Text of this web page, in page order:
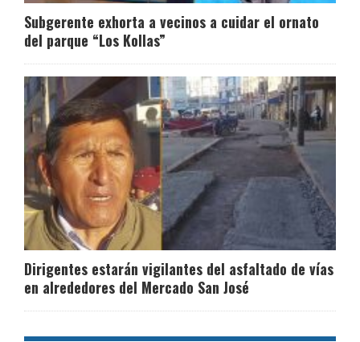
Subgerente exhorta a vecinos a cuidar el ornato
del parque “Los Kollas”
Dirigentes estarán vigilantes del asfaltado de vías
en alrededores del Mercado San José